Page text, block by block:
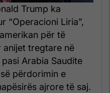
Trump ka
“Operacioni Liria”,
për të
tregtare në
Arabia Saudite
përdorimin e
ajrore të saj.